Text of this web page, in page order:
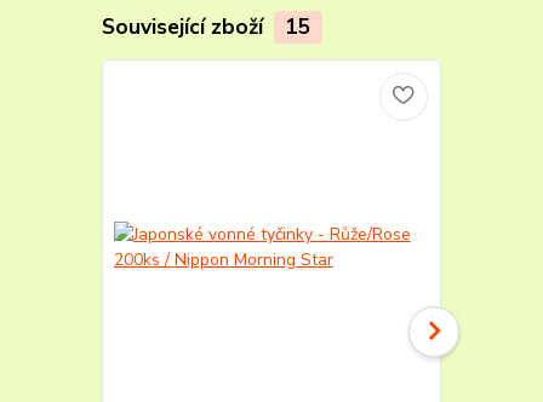
Související zboží 15